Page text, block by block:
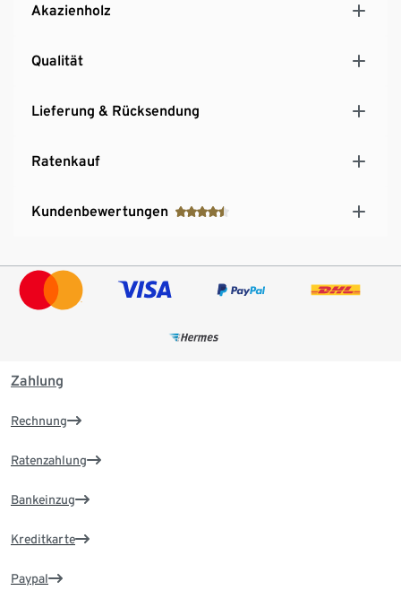
Akazienholz
Qualität
Lieferung & Rücksendung
Ratenkauf
Kundenbewertungen
Zahlung
Rechnung
Ratenzahlung
Bankeinzug
Kreditkarte
Paypal